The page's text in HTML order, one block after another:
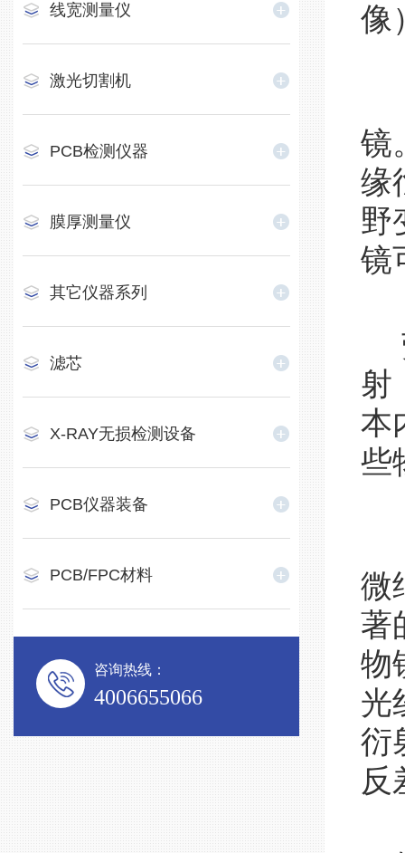
线宽测量仪
激光切割机
PCB检测仪器
膜厚测量仪
其它仪器系列
滤芯
X-RAY无损检测设备
PCB仪器装备
PCB/FPC材料
咨询热线：
4006655066
像
镜
缘
野
镜
射
本
些
微
著
物
光
衍
反